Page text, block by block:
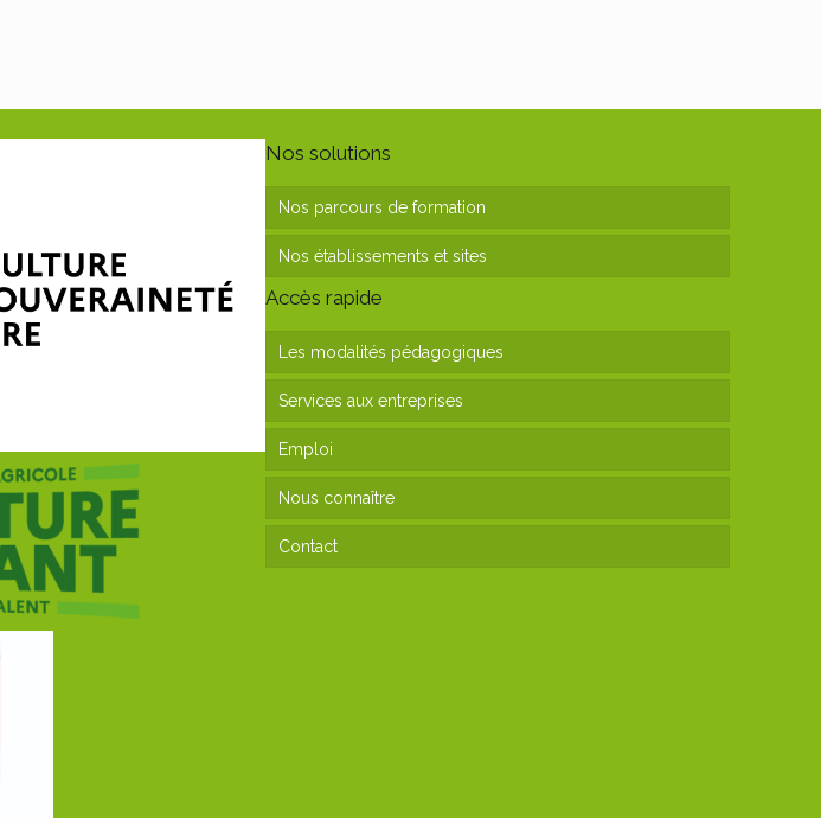
Nos solutions
Nos parcours de formation
Nos établissements et sites
Accès rapide
Les modalités pédagogiques
Services aux entreprises
Emploi
Nous connaître
Contact